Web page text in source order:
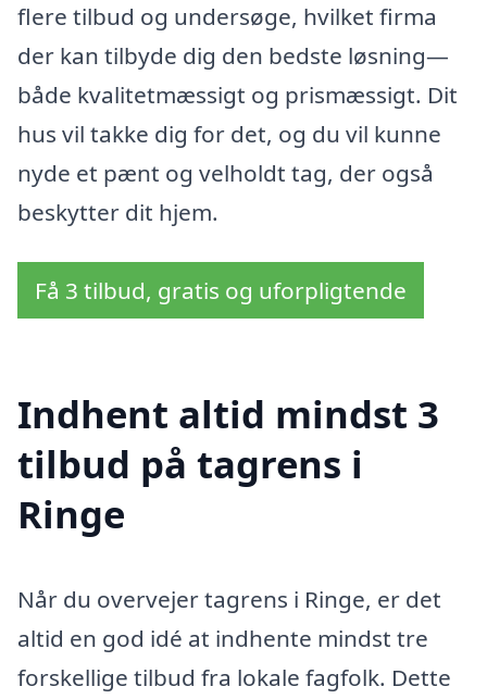
flere tilbud og undersøge, hvilket firma
der kan tilbyde dig den bedste løsning—
både kvalitetmæssigt og prismæssigt. Dit
hus vil takke dig for det, og du vil kunne
nyde et pænt og velholdt tag, der også
beskytter dit hjem.
Få 3 tilbud, gratis og uforpligtende
Indhent altid mindst 3
tilbud på tagrens i
Ringe
Når du overvejer tagrens i Ringe, er det
altid en god idé at indhente mindst tre
forskellige tilbud fra lokale fagfolk. Dette